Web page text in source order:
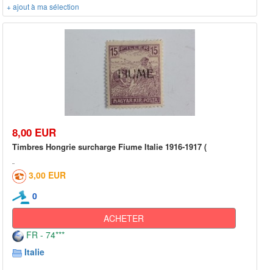
+ ajout à ma sélection
8,00 EUR
Timbres Hongrie surcharge Fiume Italie 1916-1917 (
3,00 EUR
0
ACHETER
FR - 74***
Italie